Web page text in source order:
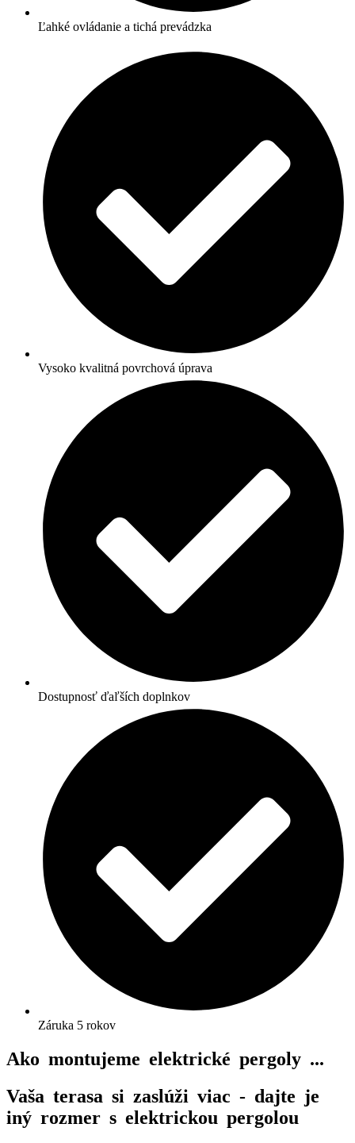
Ľahké ovládanie a tichá prevádzka
Vysoko kvalitná povrchová úprava
Dostupnosť ďaľších doplnkov
Záruka 5 rokov
Ako montujeme elektrické pergoly ...
Vaša terasa si zaslúži viac - dajte je
iný rozmer s elektrickou pergolou